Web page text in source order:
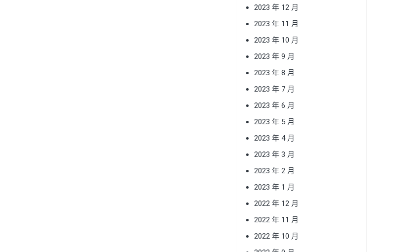
2023 年 12 月
2023 年 11 月
2023 年 10 月
2023 年 9 月
2023 年 8 月
2023 年 7 月
2023 年 6 月
2023 年 5 月
2023 年 4 月
2023 年 3 月
2023 年 2 月
2023 年 1 月
2022 年 12 月
2022 年 11 月
2022 年 10 月